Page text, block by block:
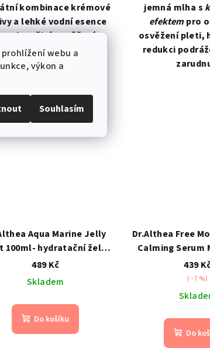
webu a
výkon a
Souhlasím
kombinace krémové
a lehké vodní esence
okamžité osvěžení,
hydrataci a
během dne bez
jemná mlha s
efektempro
osvěžení pleti,
redukci
Aqua Marine Jelly
100ml- hydratační želé
na obličej s PDRN a
vodou
489 Kč
Skladem
Do košíku
Dr.Althea Free
Calming Serum
Zklidňující439
(–7 %)
Do